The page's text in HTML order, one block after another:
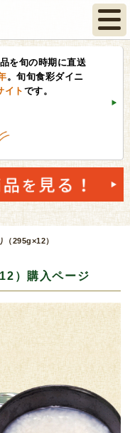
を旬の時期に直送
。旬旬食彩ダイニ
イト です。
（295g×12）
）購入ページ